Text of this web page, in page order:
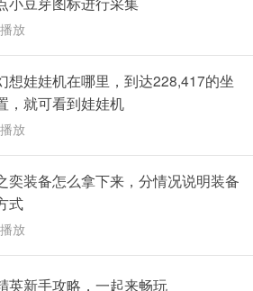
放
想娃娃机在哪里，到达228,417的坐
，就可看到娃娃机
放
奕装备怎么拿下来，分情况说明装备
式
放
英新手攻略，一起来畅玩